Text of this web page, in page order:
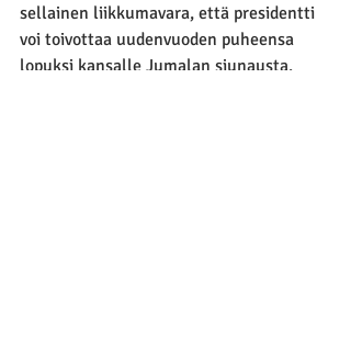
sellainen liikkumavara, että presidentti
voi toivottaa uudenvuoden puheensa
lopuksi kansalle Jumalan siunausta.